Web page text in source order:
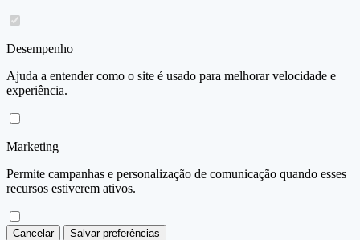
Desempenho
Ajuda a entender como o site é usado para melhorar velocidade e
experiência.
Marketing
Permite campanhas e personalização de comunicação quando esses
recursos estiverem ativos.
Cancelar Salvar preferências